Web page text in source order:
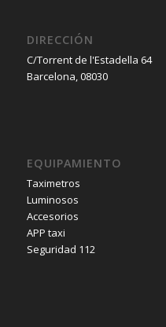
DIRECCIÓN
C/Torrent de l'Estadella 64
Barcelona, 08030
EQUIPAMIENTO
Taximetros
Luminosos
Accesorios
APP taxi
Seguridad 112